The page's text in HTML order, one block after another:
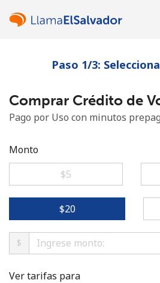
¿Ya tienes una cuenta?
Paso 1/3:
Comprar Crédito de
Pago por Uso con minutos
Monto
⁦$5⁩
⁦$20⁩
$
Ver tarifas para